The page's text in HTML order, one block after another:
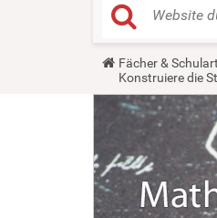
Y
u
e
r
e
:
Fächer &
Konstruiere die